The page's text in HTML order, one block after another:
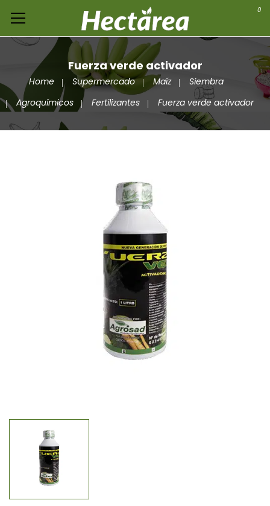
0
Fuerza verde activador
Home Supermercado Maíz
Siembra
Agroquímicos
Fertilizantes Fuerza verde activador